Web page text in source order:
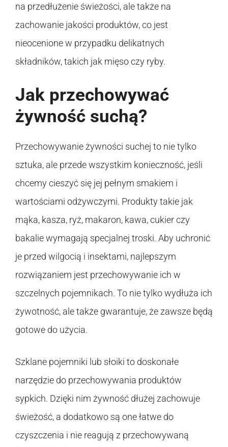
na przedłużenie świeżości, ale także na
zachowanie jakości produktów, co jest
nieocenione w przypadku delikatnych
składników, takich jak mięso czy ryby.
Jak przechowywać
żywność suchą?
Przechowywanie żywności suchej to nie tylko
sztuka, ale przede wszystkim konieczność, jeśli
chcemy cieszyć się jej pełnym smakiem i
wartościami odżywczymi. Produkty takie jak
mąka, kasza, ryż, makaron, kawa, cukier czy
bakalie wymagają specjalnej troski. Aby uchronić
je przed wilgocią i insektami, najlepszym
rozwiązaniem jest przechowywanie ich w
szczelnych pojemnikach. To nie tylko wydłuża ich
żywotność, ale także gwarantuje, że zawsze będą
gotowe do użycia.
Szklane pojemniki lub słoiki to doskonałe
narzędzie do przechowywania produktów
sypkich. Dzięki nim żywność dłużej zachowuje
świeżość, a dodatkowo są one łatwe do
czyszczenia i nie reagują z przechowywaną